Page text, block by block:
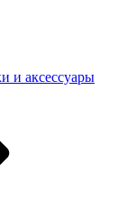
и аксессуары